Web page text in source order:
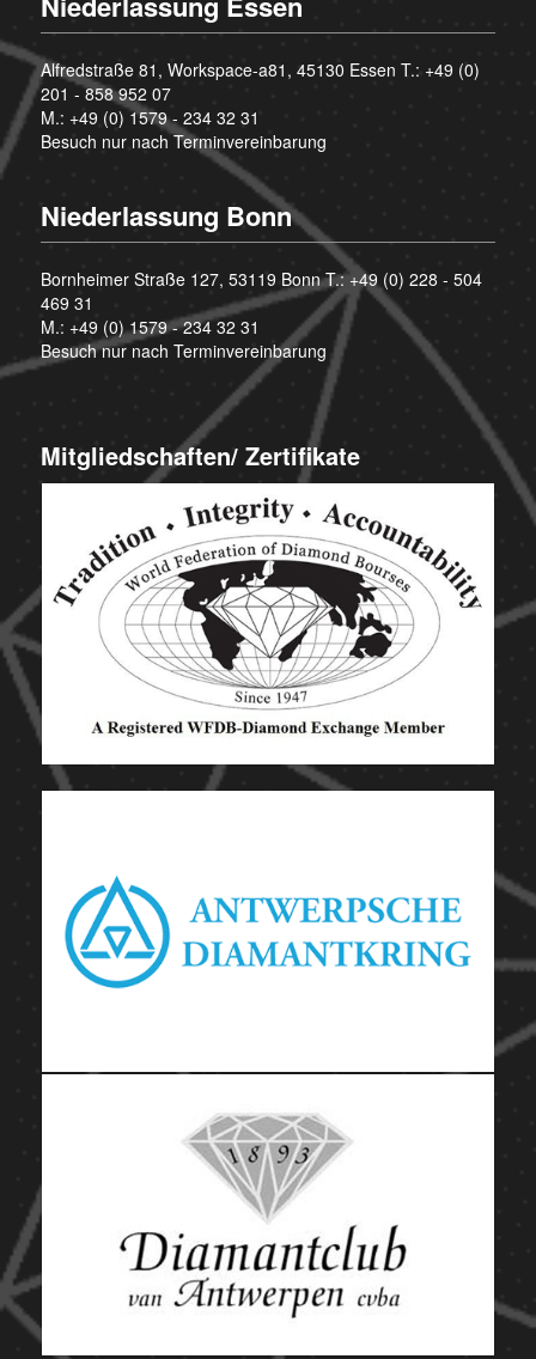
Alfredstraße 81, Workspace-a81, 45130 Essen T.: +49 (0)
201 - 858 952 07
M.: +49 (0) 1579 - 234 32 31
Besuch nur nach Terminvereinbarung
Niederlassung Bonn
Bornheimer Straße 127, 53119 Bonn T.:+49 (0) 228 - 504
469 31
M.: +49 (0) 1579 - 234 32 31
Besuch nur nach Terminvereinbarung
Mitgliedschaften/ Zertifikate